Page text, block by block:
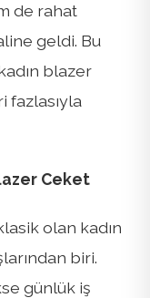
de rahat
geldi. Bu
blazer
fazlasıyla
Ceket
olan kadın
biri.
günlük iş